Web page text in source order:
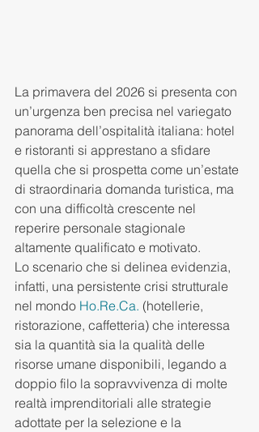
La primavera del 2026 si presenta con
un’urgenza ben precisa nel variegato
panorama dell’ospitalità italiana: hotel
e ristoranti si apprestano a sfidare
quella che si prospetta come un’estate
di straordinaria domanda turistica, ma
con una difficoltà crescente nel
reperire personale stagionale
altamente qualificato e motivato.
Lo scenario che si delinea evidenzia,
infatti, una persistente crisi strutturale
nel mondo Ho.Re.Ca. (hotellerie,
ristorazione, caffetteria) che interessa
sia la quantità sia la qualità delle
risorse umane disponibili, legando a
doppio filo la sopravvivenza di molte
realtà imprenditoriali alle strategie
adottate per la selezione e la